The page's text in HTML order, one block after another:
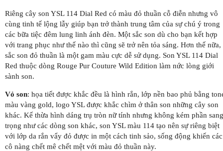
Riêng cây son YSL 114 Dial Red có màu đỏ thuần cỗ điễn nhưng vô
cùng tinh tế lộng lẫy giúp bạn trở thành trung tâm của sự chú ý trong
các bữa tiệc đêm lung linh ánh đèn. Một sắc son dù cho bạn kết hợp
với trang phục như thế nào thì cũng sẽ trở nên tỏa sáng. Hơn thế nữa,
sắc son đỏ thuần là một gam màu cực dễ sử dụng. Son YSL 114 Dial
Red thuộc dòng Rouge Pur Couture Wild Edition làm nức lòng giới
sành son.
Vỏ son: họa tiết được khắc đều là hình rắn, lớp nền bao phủ bằng
màu vàng gold, logo YSL được khắc chìm ở thân son những cây son
khác. Kế thừa hình dáng trụ tròn nữ tính nhưng không kém phần sang
trọng như các dòng son khác, son YSL màu 114 tạo nên sự riêng biệt
với lớp da rắn vẩy đỏ được in một cách tinh sảo, sống động khiến các
cô nàng chết mê chết mệt với màu đỏ thuần này.